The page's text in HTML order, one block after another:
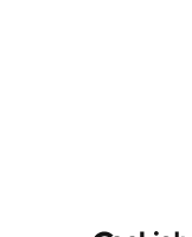
I.V. -